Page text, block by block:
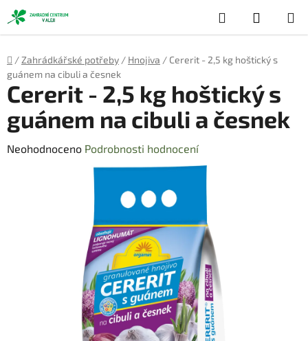
Přejít
na
obsah
Hledat
KOŠÍK
Domů
/ Zahrádkářské potřeby / Hnojiva / Cererit - 2,5 kg hoštický s
guánem na cibuli a česnek
Cererit - 2,5 kg hoštický s
guánem na cibuli a česnek
Průměrné
Neohodnoceno Podrobnosti hodnocení